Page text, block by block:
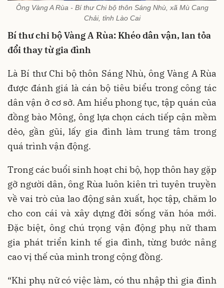
Ông Vàng A Rùa - Bí thư Chi bộ thôn Sáng Nhù, xã Mù Cang
Chải, tỉnh Lào Cai
Bí thư chi bộ Vàng A Rùa: Khéo dân vận, lan tỏa
đổi thay từ gia đình
Là Bí thư Chi bộ thôn Sáng Nhù, ông Vàng A Rùa
được đánh giá là cán bộ tiêu biểu trong công tác
dân vận ở cơ sở. Am hiểu phong tục, tập quán của
đồng bào Mông, ông lựa chọn cách tiếp cận mềm
dẻo, gần gũi, lấy gia đình làm trung tâm trong
quá trình vận động.
Trong các buổi sinh hoạt chi bộ, họp thôn hay gặp
gỡ người dân, ông Rùa luôn kiên trì tuyên truyền
về vai trò của lao động sản xuất, học tập, chăm lo
cho con cái và xây dựng đời sống văn hóa mới.
Đặc biệt, ông chú trọng vận động phụ nữ tham
gia phát triển kinh tế gia đình, từng bước nâng
cao vị thế của mình trong cộng đồng.
“Khi phụ nữ có việc làm, có thu nhập thì gia đình